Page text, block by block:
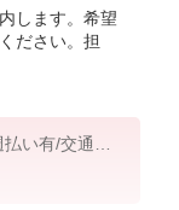
します。希望
ださい。担
い有/交通費